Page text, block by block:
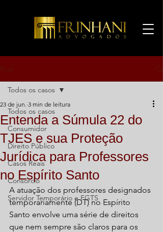
Todos os casos
Consumidor
Direito Público
Casos Reais
Consórcio
Servidor Temporário e FGTS
Todos os casos
Entenda a Súmula 22 do
TJES e sua Proteção
Jurídica para Professores
no Espírito Santo
23 de jun. 3 min de leitura
A atuação dos professores designados
temporariamente (DT) no Espírito
Santo envolve uma série de direitos
que nem sempre são claros para os